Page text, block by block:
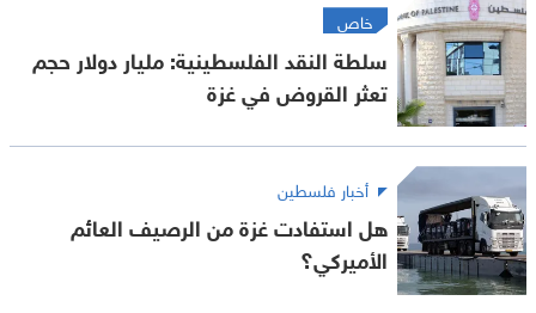
خاص
سلطة النقد الفلسطينية: مليار دولار حجم
تعثر القروض في غزة
أخبار فلسطين
هل استفادت غزة من الرصيف العائم
الأميركي؟